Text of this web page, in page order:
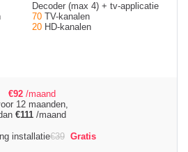
Decoder (max 4) + tv-applicatie
70 TV-kanalen
20 HD-kanalen
€92 /maand
12 maanden,
€111 /maand
installatie€39 Gratis